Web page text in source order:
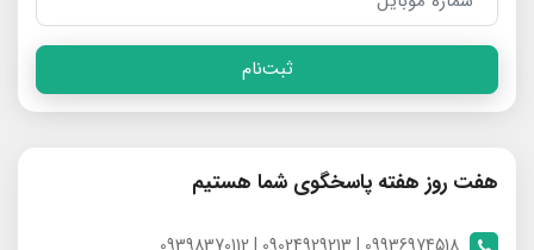
ثبت‌نام
هفت روز هفته پاسخگوی شما هستیم
09936974518 | 09024929213 | 09398370112